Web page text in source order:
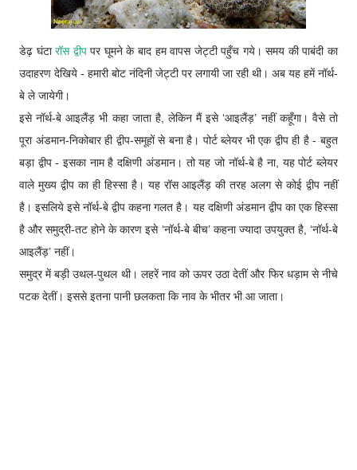
डेढ़ घंटारॉस द्वीपपर घूमने के बाद हम वापस जेट्टी पहुँच गये। समय की पाबंदी का
उदाहरण देखिये - हमारी बोट नंदिनी जेट्टी पर लगायी जा रही थी। अब यह हमें नॉर्थ-
बे ले जायेगी।
इसे नॉर्थ-बे आइलैंड़ भी कहा जाता है, लेकिन मैं इसे ‘आइलैंड़’ नहीं कहूँगा। वैसे तो
पूरा अंडमान-निकोबार ही द्वीप-समूहों से बना है। पोर्ट ब्लेयर भी एक द्वीप ही है - बहुत
बड़ा द्वीप - इसका नाम है दक्षिणी अंडमान। तो यह जो नॉर्थ-बे है ना, यह पोर्ट ब्लेयर
वाले मुख्य द्वीप का ही हिस्सा है। यह रॉस आइलैंड़ की तरह अलग से कोई द्वीप नहीं
है। इसलिये इसे नॉर्थ-बे द्वीप कहना गलत है। यह दक्षिणी अंडमान द्वीप का एक हिस्सा
है और समुद्री-तट होने के कारण इसे ‘नॉर्थ-बे बीच’ कहना ज्यादा उपयुक्त है, ‘नॉर्थ-बे
आइलैंड़’ नहीं।
समुद्र में बड़ी उथल-पुथल थी। लहरें नाव को ऊपर उठा देतीं और फिर धड़ाम से नीचे
पटक देतीं। इससे इतना पानी छलकता कि नाव के भीतर भी आ जाता।